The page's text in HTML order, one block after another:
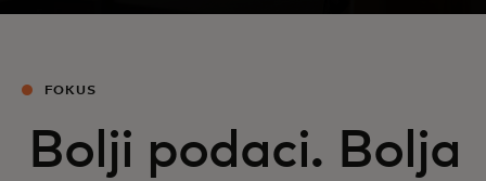
FOKUS
Bolji podaci. Bolja